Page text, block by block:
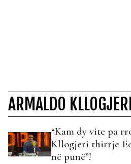
ARMALDO KLLOGJERI
“Kam dy vite pa
Kllogjeri thirrje
në punë”!